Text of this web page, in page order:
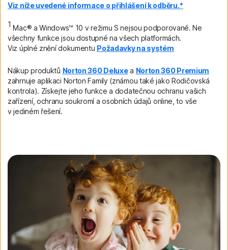
Viz níže uvedené informace o přihlášení k odběru.*
1 Mac® a Windows™ 10 v režimu S nejsou podporované. Ne
všechny funkce jsou dostupné na všech platformách.
Viz úplné znění dokumentu Požadavky na systém
Nákup produktů Norton 360 Deluxea Norton 360 Premium
zahrnuje aplikaci Norton Family (známou také jako Rodičovská
kontrola). Získejte jeho funkce a dodatečnou ochranu vašich
zařízení, ochranu soukromí a osobních údajů online, to vše
v jediném řešení.